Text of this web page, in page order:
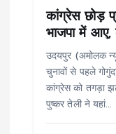
कांग्रेस छोड़
भाजपा में आए,
उदयपुर (अमोलक
चुनावों से पहले
कांग्रेस को तगड़ा
पुष्कर तेली ने यहां…